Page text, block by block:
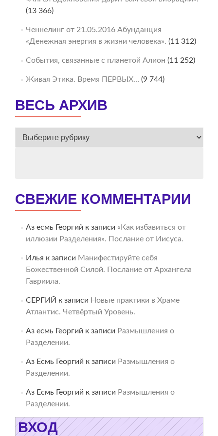
(13 366)
Ченнелинг от 21.05.2016 Абунданция
«Денежная энергия в жизни человека». (11 312)
События, связанные с планетой Алион (11 252)
Живая Этика. Время ПЕРВЫХ… (9 744)
ВЕСЬ АРХИВ
ВЕСЬ
СВЕЖИЕ КОММЕНТАРИИ
Аз есмь Георгий к записи «Как избавиться от
иллюзии Разделения». Послание от Иисуса.
Илья к записи Манифестируйте себя
Божественной Силой. Послание от Архангела
Гавриила.
СЕРГИЙ к записи Новые практики в Храме
Атлантис. Четвёртый Уровень.
Аз есмь Георгий к записи Размышления о
Разделении.
Аз Есмь Георгий к записи Размышления о
Разделении.
Аз Есмь Георгий к записи Размышления о
Разделении.
ВХОД